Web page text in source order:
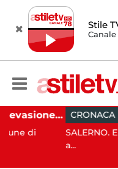
Stile
Canale
Capaccio Paestum, evasione tassa di soggiorno: scoperte 49 strutture fantasma, elevate 132 sanzioni CRONACA 13:55
SALERNO. E'